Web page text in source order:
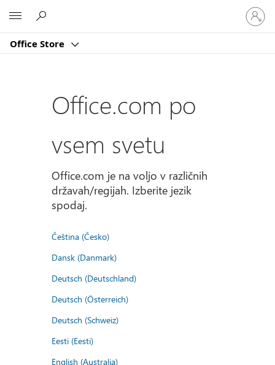
Office Store
Vpišite
se
v
račun
Office.com po
vsem svetu
Office.com je na voljo v različnih
državah/regijah. Izberite jezik
spodaj.
Čeština (Česko)
Dansk (Danmark)
Deutsch (Deutschland)
Deutsch (Österreich)
Deutsch (Schweiz)
Eesti (Eesti)
English (Australia)